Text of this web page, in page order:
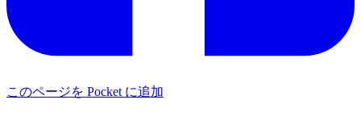
このページを Pocket に追加